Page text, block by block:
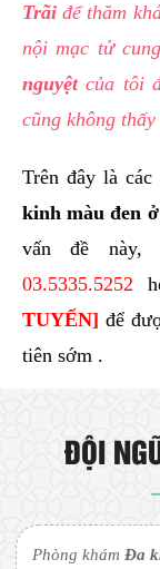
Trãiđể thăm
nội mạc tử
nguyệtcủa tôi
cũng không
Trên đây là
kinh màu đen
vấn đề
03.5335.5252
TUYẾN] để
tiên sớm .
ĐỘI
Phòng khámĐa